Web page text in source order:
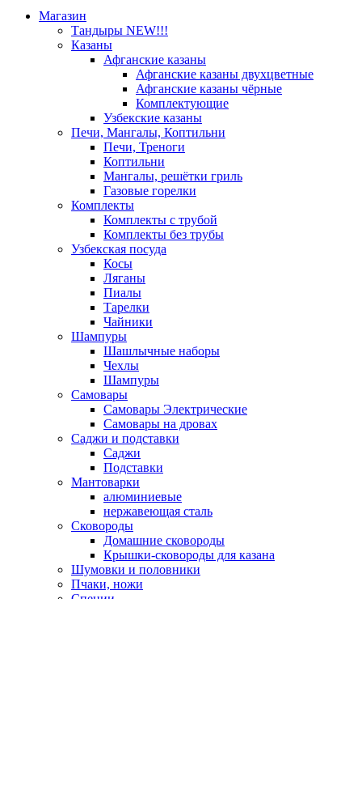
Магазин
Тандыры NEW!!!
Казаны
Афганские казаны
Афганские казаны двухцветные
Афганские казаны чёрные
Комплектующие
Узбекские казаны
Печи, Мангалы, Коптильни
Печи, Треноги
Коптильни
Мангалы, решётки гриль
Газовые горелки
Комплекты
Комплекты с трубой
Комплекты без трубы
Узбекская посуда
Косы
Ляганы
Пиалы
Тарелки
Чайники
Шампуры
Шашлычные наборы
Чехлы
Шампуры
Самовары
Самовары Электрические
Самовары на дровах
Саджи и подставки
Саджи
Подставки
Мантоварки
алюминиевые
нержавеющая сталь
Сковороды
Домашние сковороды
Крышки-сковороды для казана
Шумовки и половники
Пчаки, ножи
Специи